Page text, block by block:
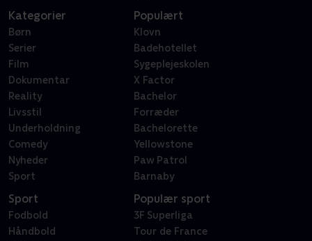
Kategorier
Børn
Serier
Film
Dokumentar
Reality
Livsstil
Underholdning
Comedy
Nyheder
Sport
Populært
Klovn
Badehotellet
Sygeplejeskolen
X Factor
Bachelor
Forræder
Bachelorette
Yellowstone
Paw Patrol
Barnaby
Sport
Fodbold
Håndbold
Populær sport
3F Superliga
Tour de France